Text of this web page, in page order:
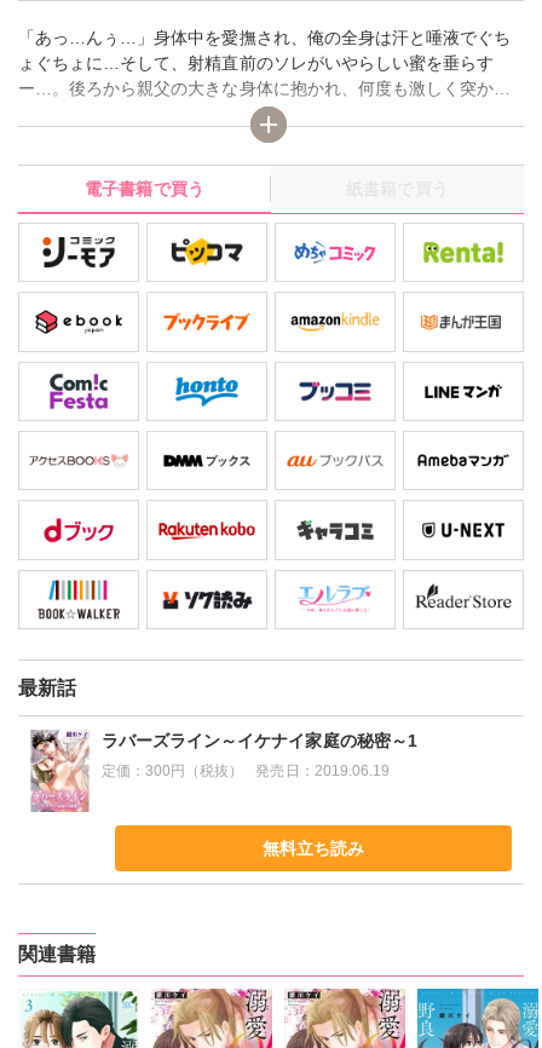
「あっ…んぅ…」身体中を愛撫され、俺の全身は汗と唾液でぐち
ょぐちょに…そして、射精直前のソレがいやらしい蜜を垂らす
ー…。後ろから親父の大きな身体に抱かれ、何度も激しく突かれ
ると、すぐに果ててしまうーー…。イッた直後の脱力感にまどろ
んでいると「たまには前からしねぇか？」そう親父が耳元で甘く
囁くが、俺は冷たい態度で身体をスッと離すー…。最中に親父の
顔なんか見れるか…。どんな顔でオレを見てる？冷静に？温かい
目で？絶対に見れるわけないー…。親父と息子の禁断の恋に、息
子の想いが切なく響く…。表題作ほか、歳の差ゆえの性欲問題…
毎日やりたくなっちゃう息子のＨな悩みに、父はー!?濃厚Ｈな禁
断ラブ盛り沢山！
電子書籍で買う 紙書籍で買う
最新話
ラバーズライン～イケナイ家庭の秘密～1
定価：300円（税抜） 発売日： 2019.06.19
無料立ち読み
関連書籍